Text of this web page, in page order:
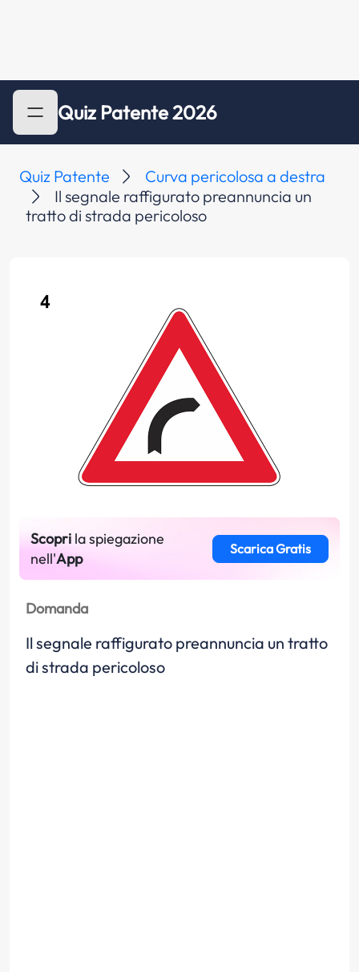
Quiz Patente 2026
Quiz Patente
Curva pericolosa a destra
Il segnale raffigurato preannuncia un
tratto di strada pericoloso
Scopri la spiegazione
nell'App
Scarica Gratis
Domanda
Il segnale raffigurato preannuncia un tratto
di strada pericoloso